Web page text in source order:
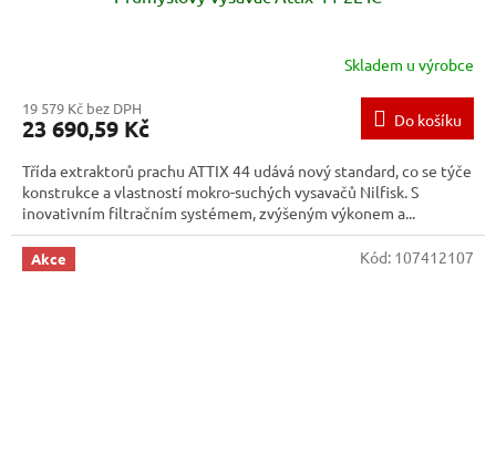
Skladem u výrobce
19 579 Kč bez DPH
23 690,59 Kč Do košíku
Třída extraktorů prachu ATTIX 44 udává nový standard, co se týče
konstrukce a vlastností mokro-suchých vysavačů Nilfisk. S
inovativním filtračním systémem, zvýšeným výkonem a...
Akce Kód: 107412107